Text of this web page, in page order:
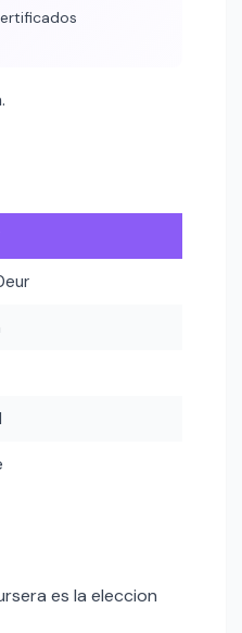
es la eleccion